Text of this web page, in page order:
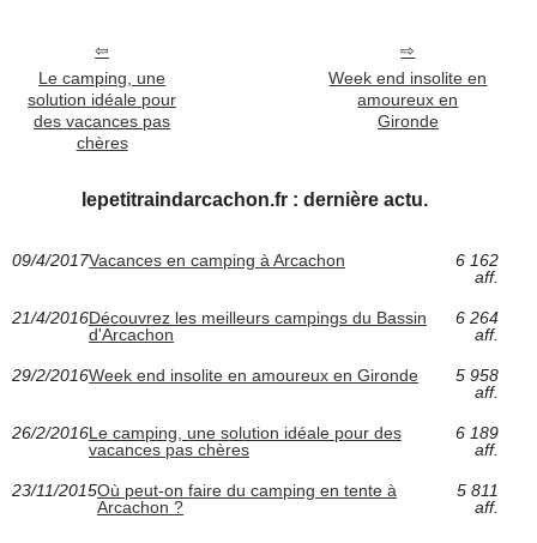
Le camping, une
solution idéale pour
des vacances pas
chères
Week end insolite en
amoureux en
Gironde
lepetitraindarcachon.fr : dernière actu.
09/4/2017Vacances en camping à Arcachon
6 162
aff.
21/4/2016Découvrez les meilleurs campings du Bassin
d'Arcachon
6 264
aff.
29/2/2016Week end insolite en amoureux en Gironde
5 958
aff.
26/2/2016Le camping, une solution idéale pour des
vacances pas chères
6 189
aff.
23/11/2015Où peut-on faire du camping en tente à
Arcachon ?
5 811
aff.